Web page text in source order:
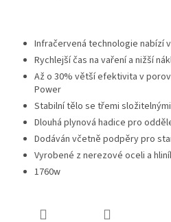
Infračervená technologie nabízí
Rychlejší čas na vaření a nižší
Až o 30% větší efektivita v
Power
Stabilní tělo se třemi
Dlouhá plynová hadice pro
Dodáván včetně podpěry pro
Vyrobené z nerezové oceli a
1760w